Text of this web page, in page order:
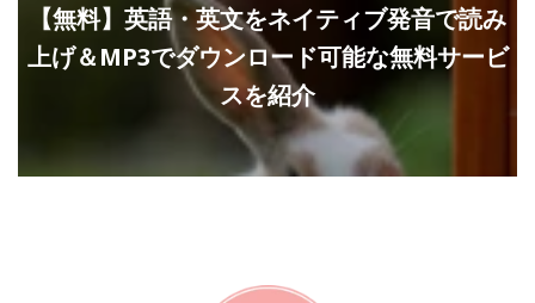
【無料】英語・英文をネイティブ発音で読み
上げ＆MP3でダウンロード可能な無料サービ
スを紹介